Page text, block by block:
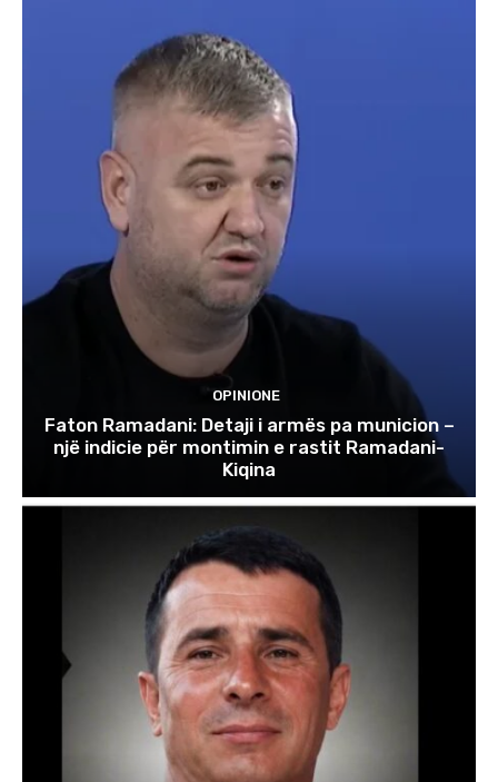
OPINIONE
Faton Ramadani: Detaji i armës pa municion –
një indicie për montimin e rastit Ramadani-
Kiqina